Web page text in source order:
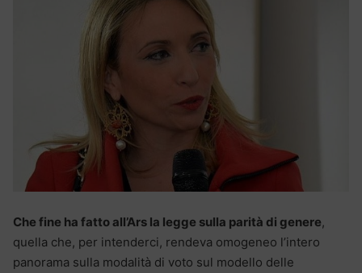
Che fine ha fatto all’Ars la legge sulla parità di genere,
quella che, per intenderci, rendeva omogeneo l’intero
panorama sulla modalità di voto sul modello delle